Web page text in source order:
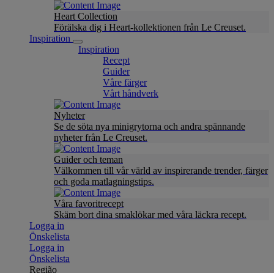
Heart Collection
Förälska dig i Heart-kollektionen från Le Creuset.
Inspiration
Inspiration
Recept
Guider
Våre färger
Vårt håndverk
Nyheter
Se de söta nya minigrytorna och andra spännande
nyheter från Le Creuset.
Guider och teman
Välkommen till vår värld av inspirerande trender, färger
och goda matlagningstips.
Våra favoritrecept
Skäm bort dina smaklökar med våra läckra recept.
Logga in
Önskelista
Logga in
Önskelista
Região